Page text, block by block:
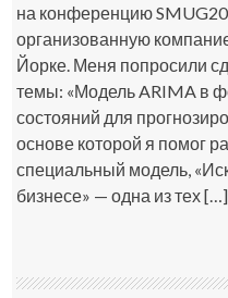
на конференцию
организованную
Йорке. Меня попросили
темы: «Модель ARIMA в
состояний для
основе которой я помог
специальный модель,
бизнесе» — одна из тех […]